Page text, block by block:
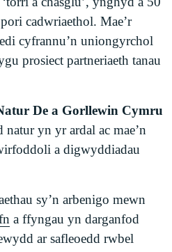
cadwriaethol. Mae’r
cyfrannu’n uniongyrchol
prosiect partneriaeth tanau
De a Gorllewin Cymru
yn yr ardal ac mae’n
a digwyddiadau
sy’n arbenigo mewn
a ffyngau yn darganfod
ar safleoedd rwbel